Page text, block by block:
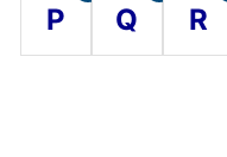
P Q R